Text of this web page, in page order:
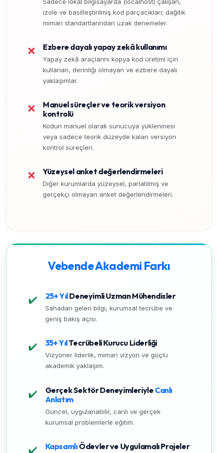
izole ve basitleştirilmiş kod parçacıkları; dağıtık
mimari standartlarından uzak denemeler.
❌ Ezbere dayalı yapay zekâ kullanımı
Yapay zekâ araçlarını kopya kod üretimi için
kullanan, derinliği olmayan ve ezbere dayalı
yaklaşımlar.
❌
Manuel süreçler ve teorik versiyon
kontrolü
Kodun manuel olarak sunucuya yüklenmesi
veya sadece teorik düzeyde kalan versiyon
kontrol süreçleri.
❌ Yüzeysel anket değerlendirmeleri
Diğer kurumlarda yüzeysel, parlatılmış ve
gerçekçi olmayan anket değerlendirmeleri.
Vebende Akademi Farkı
✔️ 25+ YılDeneyimli Uzman Mühendisler
Sahadan gelen bilgi, kurumsal tecrübe ve
geniş bakış açısı.
✔️ 35+ YılTecrübeli Kurucu Liderliği
Vizyoner liderlik, mimari vizyon ve güçlü
akademik yaklaşım.
✔️ Gerçek Sektör Deneyimleriyle Canlı
Anlatım
Güncel, uygulanabilir, canlı ve gerçek
kurumsal problemlerle eğitim.
✔️ KapsamlıÖdevler ve Uygulamalı Projeler